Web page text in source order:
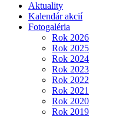
Aktuality
Kalendár akcií
Fotogaléria
Rok 2026
Rok 2025
Rok 2024
Rok 2023
Rok 2022
Rok 2021
Rok 2020
Rok 2019